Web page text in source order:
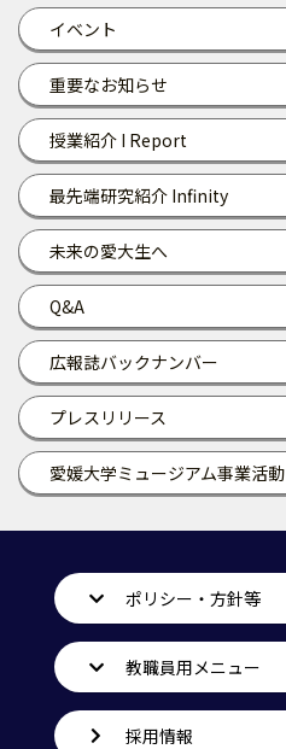
イベント
重要なお知らせ
授業紹介 I Report
最先端研究紹介 Infinity
未来の愛大生へ
Q&A
広報誌バックナンバー
プレスリリース
愛媛大学ミュージアム事業活動
ポリシー・方針等
教職員用メニュー
採用情報